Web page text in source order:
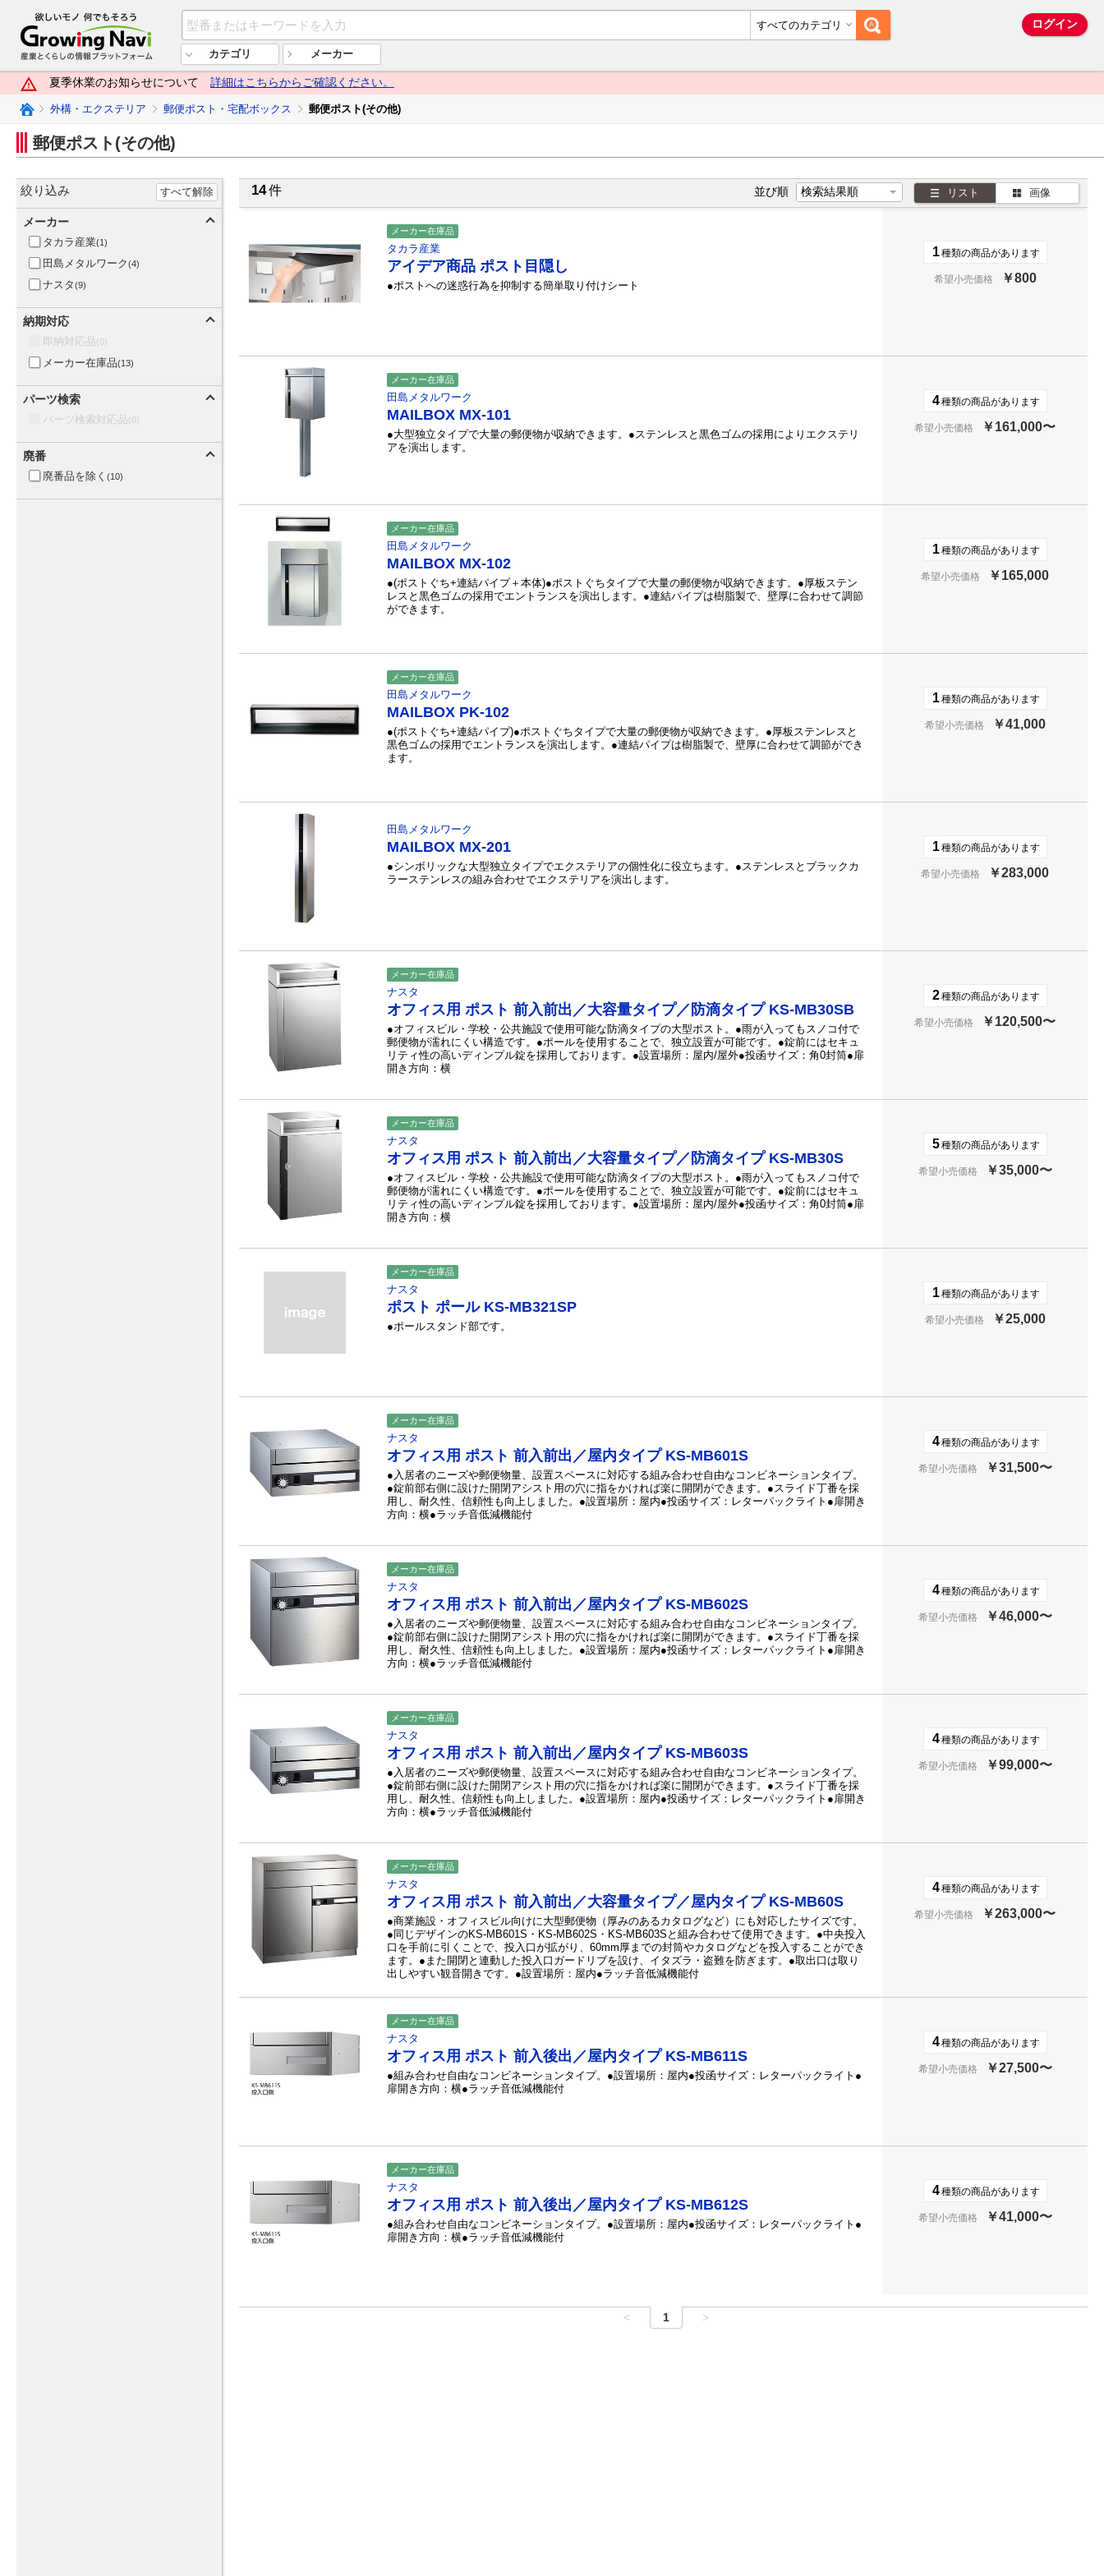
欲しいモノ 何でもそろう Growing Navi（グローイングナビ） 産業とくらしの情報プラットフォーム すべてのカテゴリ ログイン
カテゴリ メーカー
夏季休業のお知らせについて 詳細はこちらからご確認ください。
Growing Naviトップ
外構・エクステリア 郵便ポスト・宅配ボックス 郵便ポスト(その他)
郵便ポスト(その他)
14件 並び順 リスト 画像
メーカー在庫品
タカラ産業
アイデア商品 ポスト目隠し
●ポストへの迷惑行為を抑制する簡単取り付けシート
1種類の商品があります
希望小売価格 ￥800
メーカー在庫品
田島メタルワーク
MAILBOX MX-101
●大型独立タイプで大量の郵便物が収納できます。●ステンレスと黒色ゴムの採用によりエクステリ
アを演出します。
4種類の商品があります
希望小売価格 ￥161,000〜
メーカー在庫品
田島メタルワーク
MAILBOX MX-102
●(ポストぐち+連結パイプ＋本体)●ポストぐちタイプで大量の郵便物が収納できます。●厚板ステン
レスと黒色ゴムの採用でエントランスを演出します。●連結パイプは樹脂製で、壁厚に合わせて調節
ができます。
1種類の商品があります
希望小売価格 ￥165,000
メーカー在庫品
田島メタルワーク
MAILBOX PK-102
●(ポストぐち+連結パイプ)●ポストぐちタイプで大量の郵便物が収納できます。●厚板ステンレスと
黒色ゴムの採用でエントランスを演出します。●連結パイプは樹脂製で、壁厚に合わせて調節ができ
ます。
1種類の商品があります
希望小売価格 ￥41,000
田島メタルワーク
MAILBOX MX-201
●シンボリックな大型独立タイプでエクステリアの個性化に役立ちます。●ステンレスとブラックカ
ラーステンレスの組み合わせでエクステリアを演出します。
1種類の商品があります
希望小売価格 ￥283,000
メーカー在庫品
ナスタ
オフィス用 ポスト 前入前出／大容量タイプ／防滴タイプ KS-MB30SB
●オフィスビル・学校・公共施設で使用可能な防滴タイプの大型ポスト。●雨が入ってもスノコ付で
郵便物が濡れにくい構造です。●ポールを使用することで、独立設置が可能です。●錠前にはセキュ
リティ性の高いディンプル錠を採用しております。●設置場所：屋内/屋外●投函サイズ：角0封筒●扉
開き方向：横
2種類の商品があります
希望小売価格 ￥120,500〜
メーカー在庫品
ナスタ
オフィス用 ポスト 前入前出／大容量タイプ／防滴タイプ KS-MB30S
●オフィスビル・学校・公共施設で使用可能な防滴タイプの大型ポスト。●雨が入ってもスノコ付で
郵便物が濡れにくい構造です。●ポールを使用することで、独立設置が可能です。●錠前にはセキュ
リティ性の高いディンプル錠を採用しております。●設置場所：屋内/屋外●投函サイズ：角0封筒●扉
開き方向：横
5種類の商品があります
希望小売価格 ￥35,000〜
メーカー在庫品
ナスタ
ポスト ポール KS-MB321SP
●ポールスタンド部です。
1種類の商品があります
希望小売価格 ￥25,000
メーカー在庫品
ナスタ
オフィス用 ポスト 前入前出／屋内タイプ KS-MB601S
●入居者のニーズや郵便物量、設置スペースに対応する組み合わせ自由なコンビネーションタイプ。
●錠前部右側に設けた開閉アシスト用の穴に指をかければ楽に開閉ができます。●スライド丁番を採
用し、耐久性、信頼性も向上しました。●設置場所：屋内●投函サイズ：レターパックライト●扉開き
方向：横●ラッチ音低減機能付
4種類の商品があります
希望小売価格 ￥31,500〜
メーカー在庫品
ナスタ
オフィス用 ポスト 前入前出／屋内タイプ KS-MB602S
●入居者のニーズや郵便物量、設置スペースに対応する組み合わせ自由なコンビネーションタイプ。
●錠前部右側に設けた開閉アシスト用の穴に指をかければ楽に開閉ができます。●スライド丁番を採
用し、耐久性、信頼性も向上しました。●設置場所：屋内●投函サイズ：レターパックライト●扉開き
方向：横●ラッチ音低減機能付
4種類の商品があります
希望小売価格 ￥46,000〜
メーカー在庫品
ナスタ
オフィス用 ポスト 前入前出／屋内タイプ KS-MB603S
●入居者のニーズや郵便物量、設置スペースに対応する組み合わせ自由なコンビネーションタイプ。
●錠前部右側に設けた開閉アシスト用の穴に指をかければ楽に開閉ができます。●スライド丁番を採
用し、耐久性、信頼性も向上しました。●設置場所：屋内●投函サイズ：レターパックライト●扉開き
方向：横●ラッチ音低減機能付
4種類の商品があります
希望小売価格 ￥99,000〜
メーカー在庫品
ナスタ
オフィス用 ポスト 前入前出／大容量タイプ／屋内タイプ KS-MB60S
●商業施設・オフィスビル向けに大型郵便物（厚みのあるカタログなど）にも対応したサイズです。
●同じデザインのKS-MB601S・KS-MB602S・KS-MB603Sと組み合わせて使用できます。●中央投入
口を手前に引くことで、投入口が拡がり、60mm厚までの封筒やカタログなどを投入することができ
ます。●また開閉と連動した投入口ガードリブを設け、イタズラ・盗難を防ぎます。●取出口は取り
出しやすい観音開きです。●設置場所：屋内●ラッチ音低減機能付
4種類の商品があります
希望小売価格 ￥263,000〜
メーカー在庫品
ナスタ
オフィス用 ポスト 前入後出／屋内タイプ KS-MB611S
●組み合わせ自由なコンビネーションタイプ。●設置場所：屋内●投函サイズ：レターパックライト●
扉開き方向：横●ラッチ音低減機能付
4種類の商品があります
希望小売価格 ￥27,500〜
メーカー在庫品
ナスタ
オフィス用 ポスト 前入後出／屋内タイプ KS-MB612S
●組み合わせ自由なコンビネーションタイプ。●設置場所：屋内●投函サイズ：レターパックライト●
扉開き方向：横●ラッチ音低減機能付
4種類の商品があります
希望小売価格 ￥41,000〜
< 1 >
絞り込み すべて解除
メーカー
タカラ産業(1)
田島メタルワーク(4)
ナスタ(9)
納期対応
即納対応品(0)
メーカー在庫品(13)
パーツ検索
パーツ検索対応品(0)
廃番
廃番品を除く (10)